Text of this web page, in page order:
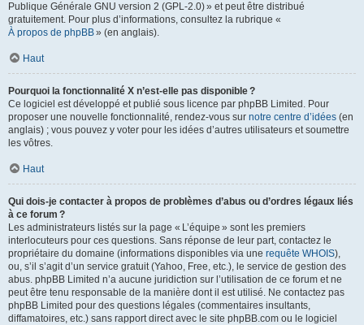
Publique Générale GNU version 2 (GPL-2.0) » et peut être distribué
gratuitement. Pour plus d’informations, consultez la rubrique «
À propos de phpBB» (en anglais).
Haut
Pourquoi la fonctionnalité X n’est-elle pas disponible ?
Ce logiciel est développé et publié sous licence par phpBB Limited. Pour
proposer une nouvelle fonctionnalité, rendez-vous sur notre centre d’idées (en
anglais) ; vous pouvez y voter pour les idées d’autres utilisateurs et soumettre
les vôtres.
Haut
Qui dois-je contacter à propos de problèmes d’abus ou d’ordres légaux liés
à ce forum ?
Les administrateurs listés sur la page « L’équipe » sont les premiers
interlocuteurs pour ces questions. Sans réponse de leur part, contactez le
propriétaire du domaine (informations disponibles via une requête WHOIS),
ou, s’il s’agit d’un service gratuit (Yahoo, Free, etc.), le service de gestion des
abus. phpBB Limited n’a aucune juridiction sur l’utilisation de ce forum et ne
peut être tenu responsable de la manière dont il est utilisé. Ne contactez pas
phpBB Limited pour des questions légales (commentaires insultants,
diffamatoires, etc.) sans rapport direct avec le site phpBB.com ou le logiciel